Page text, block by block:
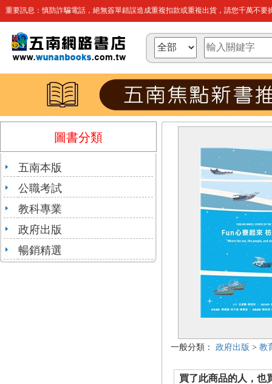
重要訊息：慎防詐騙電話，絕無簽單錯誤造成重複扣款或重複出貨，請您千萬不要
圖書分類
五南本版
公職考試
教科專業
政府出版
暢銷精選
一般分類： 政府出版 > 教
買了此商品的人，也